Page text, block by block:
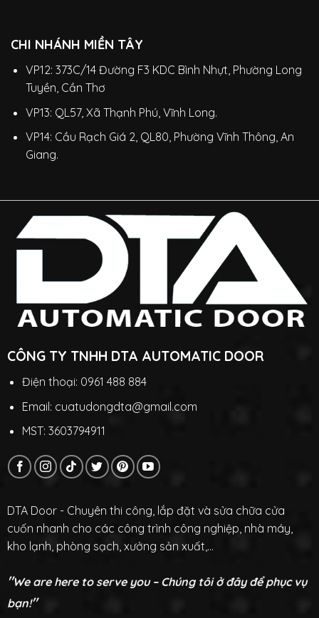
CHI NHÁNH MIỀN TÂY
VP12: 373C/14 Đường F3 KDC Bình Nhựt, Phường Long
Tuyền, Cần Thơ
VP13: QL57, Xã Thạnh Phú, Vĩnh Long.
VP14: Cầu Rạch Giá 2, QL80, Phường Vĩnh Thông, An
Giang.
CÔNG TY TNHH DTA AUTOMATIC DOOR
Điện thoại: 0961 488 884
Email: cuatudongdta@gmail.com
MST: 3603794911
DTA Door - Chuyên thi công, lắp đặt và sửa chữa cửa
cuốn nhanh cho các công trình công nghiệp, nhà máy,
kho lạnh, phòng sạch, xưởng sản xuất,...
"We are here to serve you – Chúng tôi ở đây để phục vụ
bạn!"